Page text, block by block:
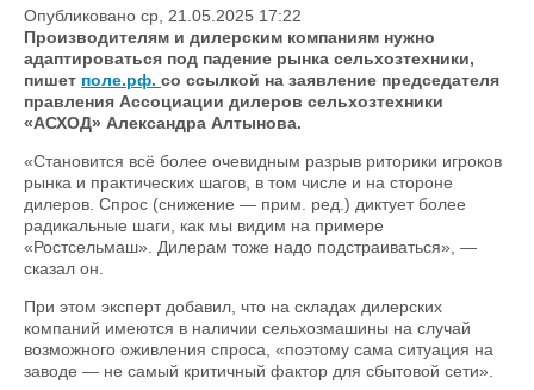
Опубликовано ср, 21.05.2025 17:22
Производителям и дилерским компаниям нужно
адаптироваться под падение рынка сельхозтехники,
пишет поле.рф. со ссылкой на заявление председателя
правления Ассоциации дилеров сельхозтехники
«АСХОД» Александра Алтынова.
«Становится всё более очевидным разрыв риторики игроков
рынка и практических шагов, в том числе и на стороне
дилеров. Спрос (снижение — прим. ред.) диктует более
радикальные шаги, как мы видим на примере
«Ростсельмаш». Дилерам тоже надо подстраиваться», —
сказал он.
При этом эксперт добавил, что на складах дилерских
компаний имеются в наличии сельхозмашины на случай
возможного оживления спроса, «поэтому сама ситуация на
заводе — не самый критичный фактор для сбытовой сети».